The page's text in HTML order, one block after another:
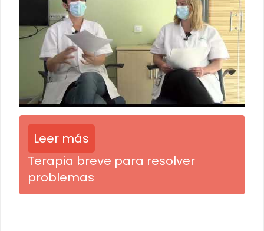
Leer más
Terapia breve para resolver
problemas